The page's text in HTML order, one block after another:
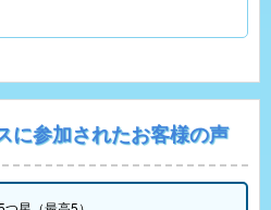
に参加されたお客様の声